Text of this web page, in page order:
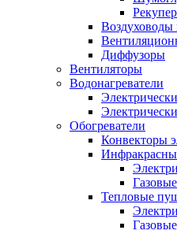
Диффузоры
Вентиляторы
Водонагреватели
Обогреватели
Конвекторы
Газовые
Тепловые
Газовые